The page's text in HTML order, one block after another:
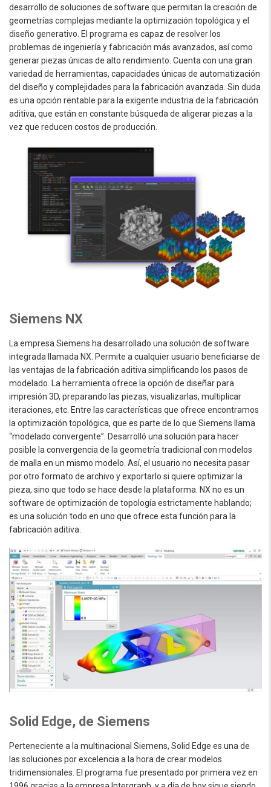
desarrollo de soluciones de software que permitan la creación de
geometrías complejas mediante la optimización topológica y el
diseño generativo. El programa es capaz de resolver los
problemas de ingeniería y fabricación más avanzados, así como
generar piezas únicas de alto rendimiento. Cuenta con una gran
variedad de herramientas, capacidades únicas de automatización
del diseño y complejidades para la fabricación avanzada. Sin duda
es una opción rentable para la exigente industria de la fabricación
aditiva, que están en constante búsqueda de aligerar piezas a la
vez que reducen costos de producción.
Siemens NX
La empresa Siemens ha desarrollado una solución de software
integrada llamada NX. Permite a cualquier usuario beneficiarse de
las ventajas de la fabricación aditiva simplificando los pasos de
modelado. La herramienta ofrece la opción de diseñar para
impresión 3D, preparando las piezas, visualizarlas, multiplicar
iteraciones, etc. Entre las características que ofrece encontramos
la optimización topológica, que es parte de lo que Siemens llama
“modelado convergente”. Desarrolló una solución para hacer
posible la convergencia de la geometría tradicional con modelos
de malla en un mismo modelo. Así, el usuario no necesita pasar
por otro formato de archivo y exportarlo si quiere optimizar la
pieza, sino que todo se hace desde la plataforma. NX no es un
software de optimización de topología estrictamente hablando;
es una solución todo en uno que ofrece esta función para la
fabricación aditiva.
Solid Edge, de Siemens
Perteneciente a la multinacional Siemens, Solid Edge es una de
las soluciones por excelencia a la hora de crear modelos
tridimensionales. El programa fue presentado por primera vez en